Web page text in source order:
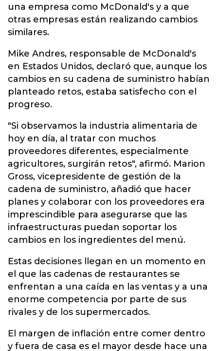
una empresa como McDonald's y a que
otras empresas están realizando cambios
similares.
Mike Andres, responsable de McDonald's
en Estados Unidos, declaró que, aunque los
cambios en su cadena de suministro habían
planteado retos, estaba satisfecho con el
progreso.
"Si observamos la industria alimentaria de
hoy en día, al tratar con muchos
proveedores diferentes, especialmente
agricultores, surgirán retos", afirmó. Marion
Gross, vicepresidente de gestión de la
cadena de suministro, añadió que hacer
planes y colaborar con los proveedores era
imprescindible para asegurarse que las
infraestructuras puedan soportar los
cambios en los ingredientes del menú.
Estas decisiones llegan en un momento en
el que las cadenas de restaurantes se
enfrentan a una caída en las ventas y a una
enorme competencia por parte de sus
rivales y de los supermercados.
El margen de inflación entre comer dentro
y fuera de casa es el mayor desde hace una